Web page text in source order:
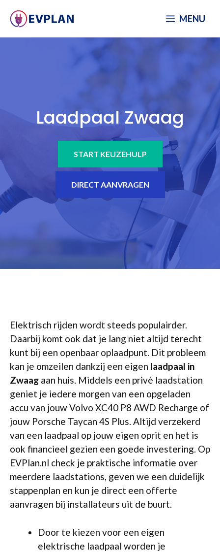
naar
MENU
Laadpaal Zwaag
START KEUZEHULP
DIRECT AANVRAGEN
Elektrisch rijden wordt steeds populairder.
Daarbij komt ook dat je lang niet altijd terecht
kunt bij een openbaar oplaadpunt. Dit probleem
kan je omzeilen dankzij een eigen laadpaal in
Zwaag aan huis. Middels een privé laadstation
geniet je iedere morgen van een opgeladen
accu van jouw Volvo XC40 P8 AWD Recharge of
jouw Porsche Taycan 4S Plus. Altijd verzekerd
van een laadpaal op jouw eigen oprit en het is
ook financieel gezien een goede investering. Op
EVPlan.nl check je praktische informatie over
meerdere laadstations, geven we een duidelijk
stappenplan en kun je direct een offerte
aanvragen bij installateurs uit de buurt.
Door te kiezen voor een eigen
elektrische laadpaal worden je